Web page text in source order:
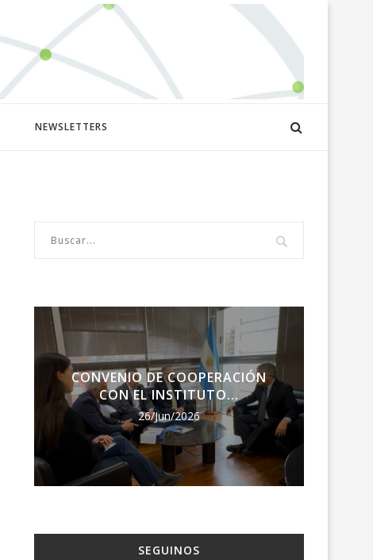
NEWSLETTERS
CONVENIO DE COOPERACIÓN
CON EL INSTITUTO...
26/Jun/2026
SEGUINOS